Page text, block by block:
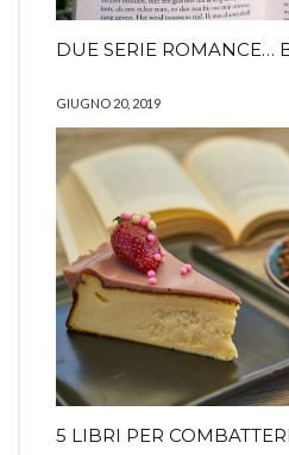
DUE SERIE ROMANCE…
GIUGNO 20, 2019
5 LIBRI PER